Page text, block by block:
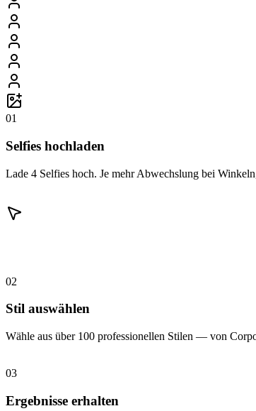
01
Selfies hochladen
Lade 4 Selfies hoch. Je mehr Abwechslung bei
02
Stil auswählen
Wähle aus über 100 professionellen Stilen — von
03
Ergebnisse erhalten